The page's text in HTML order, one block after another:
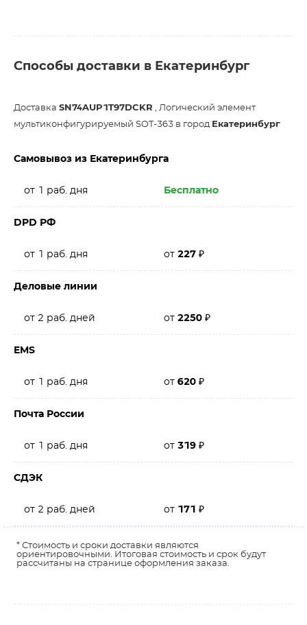
Способы доставки в Екатеринбург
Доставка SN74AUP1T97DCKR , Логический элемент
мультиконфигурируемый SOT-363 в город Екатеринбург
Самовывоз из Екатеринбурга
от 1 раб. дня Бесплатно
DPD РФ
от 1 раб. дня от 227 ₽
Деловые линии
от 2 раб. дней от 2250 ₽
EMS
от 1 раб. дня от 620 ₽
Почта России
от 1 раб. дня от 319 ₽
СДЭК
от 2 раб. дней от 171 ₽
* Стоимость и сроки доставки являются
ориентировочными. Итоговая стоимость и срок будут
рассчитаны на странице оформления заказа.